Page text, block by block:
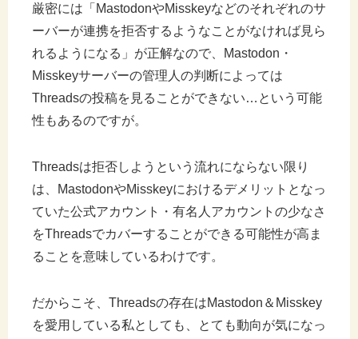
厳密には「MastodonやMisskeyなどのそれぞれのサ
ーバーが連携を拒否するようなことがなければ見ら
れるようになる」が正解なので、Mastodon・
Misskeyサーバーの管理人の判断によっては
Threadsの投稿を見ることができない…という可能
性もあるのですが。
Threadsは拒否しようという流れにならない限り
は、MastodonやMisskeyにおけるデメリットとなっ
ていた公式アカウント・有名人アカウントの少なさ
をThreadsでカバーすることができる可能性が高ま
ることを意味しているわけです。
だからこそ、Threadsの存在はMastodon＆Misskey
を愛用している私としても、とても動向が気になっ